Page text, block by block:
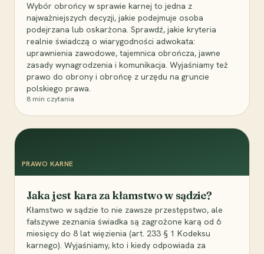
Wybór obrońcy w sprawie karnej to jedna z
najważniejszych decyzji, jakie podejmuje osoba
podejrzana lub oskarżona. Sprawdź, jakie kryteria
realnie świadczą o wiarygodności adwokata:
uprawnienia zawodowe, tajemnica obrończa, jawne
zasady wynagrodzenia i komunikacja. Wyjaśniamy też
prawo do obrony i obrońcę z urzędu na gruncie
polskiego prawa.
8 min czytania
PRAWO KARNE
Jaka jest kara za kłamstwo w sądzie?
Kłamstwo w sądzie to nie zawsze przestępstwo, ale
fałszywe zeznania świadka są zagrożone karą od 6
miesięcy do 8 lat więzienia (art. 233 § 1 Kodeksu
karnego). Wyjaśniamy, kto i kiedy odpowiada za